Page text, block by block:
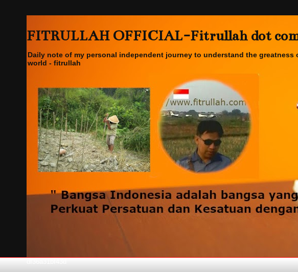
FITRULLAH OFFICIAL-Fitrullah dot
Daily note of my personal independent journey to understand the
world - fitrullah